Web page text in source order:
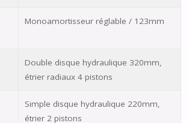
Monoamortisseur réglable / 123mm
Double disque hydraulique 320mm,
étrier radiaux 4 pistons
Simple disque hydraulique 220mm,
étrier 2 pistons